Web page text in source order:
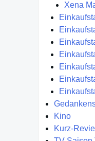
Xena
Kino
Kurz-